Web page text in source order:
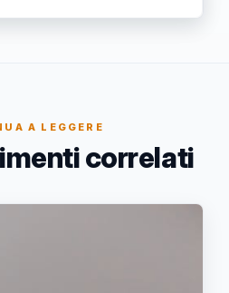
A LEGGERE
correlati